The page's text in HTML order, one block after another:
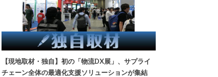
【現地取材・独自】初の「物流DX展」、サプライ
チェーン全体の最適化支援ソリューションが集結